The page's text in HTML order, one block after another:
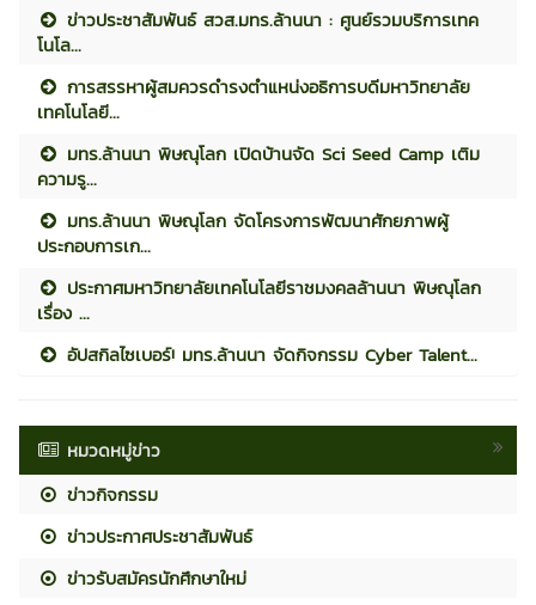
ข่าวประชาสัมพันธ์ สวส.มทร.ล้านนา : ศูนย์รวมบริการเทค
โนโล...
การสรรหาผู้สมควรดำรงตำแหน่งอธิการบดีมหาวิทยาลัย
เทคโนโลยี...
มทร.ล้านนา พิษณุโลก เปิดบ้านจัด Sci Seed Camp เติม
ความรู...
มทร.ล้านนา พิษณุโลก จัดโครงการพัฒนาศักยภาพผู้
ประกอบการเก...
ประกาศมหาวิทยาลัยเทคโนโลยีราชมงคลล้านนา พิษณุโลก
เรื่อง ...
อัปสกิลไซเบอร์! มทร.ล้านนา จัดกิจกรรม Cyber Talent...
หมวดหมู่ข่าว
ข่าวกิจกรรม
ข่าวประกาศประชาสัมพันธ์
ข่าวรับสมัครนักศึกษาใหม่